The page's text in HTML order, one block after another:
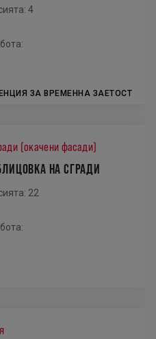
4
ЗА ВРЕМЕННА ЗАЕТОСТ
(окачени фасади)
НА СГРАДИ
22